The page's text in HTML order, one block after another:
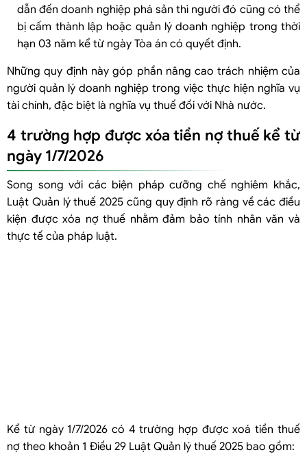
dẫn đến doanh nghiệp phá sản thì người đó cũng có thể
bị cấm thành lập hoặc quản lý doanh nghiệp trong thời
hạn 03 năm kể từ ngày Tòa án có quyết định.
Những quy định này góp phần nâng cao trách nhiệm của
người quản lý doanh nghiệp trong việc thực hiện nghĩa vụ
tài chính, đặc biệt là nghĩa vụ thuế đối với Nhà nước.
4 trường hợp được xóa tiền nợ thuế kể từ
ngày 1/7/2026
Song song với các biện pháp cưỡng chế nghiêm khắc,
Luật Quản lý thuế 2025 cũng quy định rõ ràng về các điều
kiện được xóa nợ thuế nhằm đảm bảo tính nhân văn và
thực tế của pháp luật.
Kể từ ngày 1/7/2026 có 4 trường hợp được xoá tiền thuế
nợ theo khoản 1 Điều 29 Luật Quản lý thuế 2025 bao gồm: